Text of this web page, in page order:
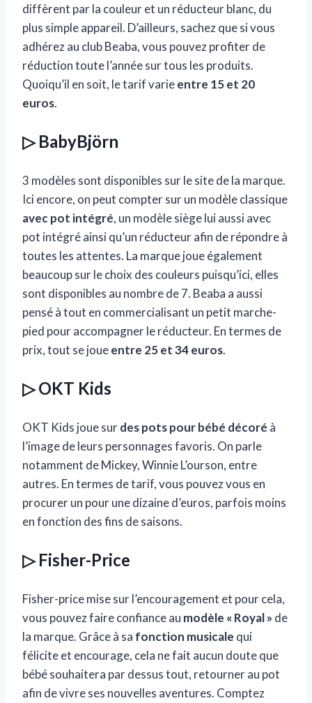
diffèrent par la couleur et un réducteur blanc, du
plus simple appareil. D’ailleurs, sachez que si vous
adhérez au club Beaba, vous pouvez profiter de
réduction toute l’année sur tous les produits.
Quoiqu’il en soit, le tarif varieentre 15 et 20
euros.
▷ BabyBjörn
3 modèles sont disponibles sur le site de la marque.
Ici encore, on peut compter sur un modèle classique
avec pot intégré, un modèle siège lui aussi avec
pot intégré ainsi qu’un réducteur afin de répondre à
toutes les attentes. La marque joue également
beaucoup sur le choix des couleurs puisqu’ici, elles
sont disponibles au nombre de 7. Beaba a aussi
pensé à tout en commercialisant un petit marche-
pied pour accompagner le réducteur. En termes de
prix, tout se joueentre 25 et 34 euros.
▷ OKT Kids
OKT Kids joue surdes pots pour bébé décoré à
l’image de leurs personnages favoris. On parle
notamment de Mickey, Winnie L’ourson, entre
autres. En termes de tarif, vous pouvez vous en
procurer un pour une dizaine d’euros, parfois moins
en fonction des fins de saisons.
▷ Fisher-Price
Fisher-price mise sur l’encouragement et pour cela,
vous pouvez faire confiance au modèle « Royal » de
la marque. Grâce à sa fonction musicale qui
félicite et encourage, cela ne fait aucun doute que
bébé souhaitera par dessus tout, retourner au pot
afin de vivre ses nouvelles aventures. Comptez